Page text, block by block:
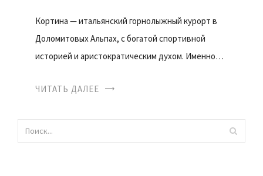
Кортина — итальянский горнолыжный курорт в
Доломитовых Альпах, с богатой спортивной
историей и аристократическим духом. Именно…
ЧИТАТЬ ДАЛЕЕ